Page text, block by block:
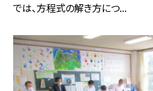
では、方程式の解き方につ...